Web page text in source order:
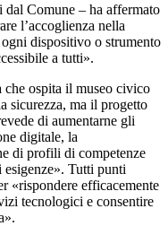
Comune – ha affermato
l’accoglienza nella
dispositivo o strumento
a tutti».
che ospita il museo civico
sicurezza, ma il progetto
di aumentarne gli
digitale, la
di profili di competenze
esigenze». Tutti punti
«rispondere efficacemente
tecnologici e consentire